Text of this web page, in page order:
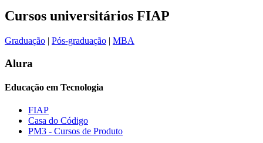
Cursos universitários FIAP
Graduação | Pós-graduação | MBA
Alura
Educação em Tecnologia
FIAP
Casa do Código
PM3 - Cursos de Produto